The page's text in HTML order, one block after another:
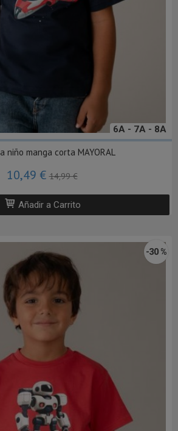
6A - 7A - 8A
niño manga corta MAYORAL
10,49 €14,99 €
Añadir a Carrito
-30 %